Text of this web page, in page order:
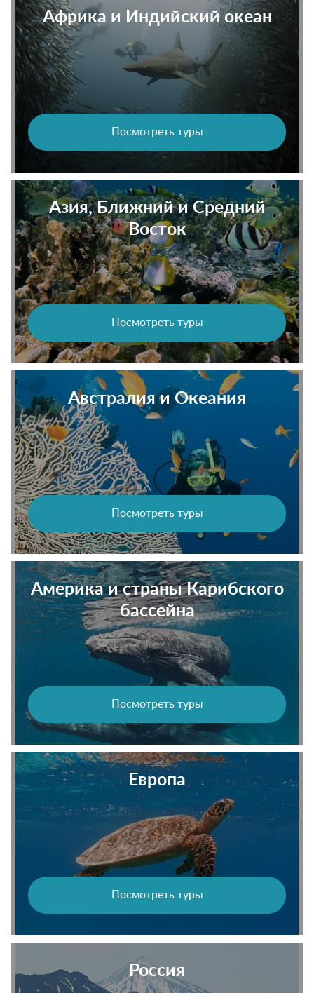
Африка и Индийский океан
Посмотреть туры
Азия, Ближний и Средний
Восток
Посмотреть туры
Австралия и Океания
Посмотреть туры
Америка и страны Карибского
бассейна
Посмотреть туры
Европа
Посмотреть туры
Россия